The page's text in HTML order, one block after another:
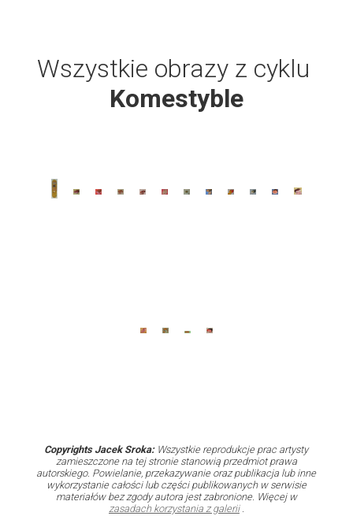
Wszystkie obrazy z cyklu
Komestyble
Copyrights Jacek Sroka:Wszystkie reprodukcje prac artysty
zamieszczone na tej stronie stanowią przedmiot prawa
autorskiego. Powielanie, przekazywanie oraz publikacja lub inne
wykorzystanie całości lub części publikowanych w serwisie
materiałów bez zgody autora jest zabronione. Więcej w
zasadach korzystania z galerii.